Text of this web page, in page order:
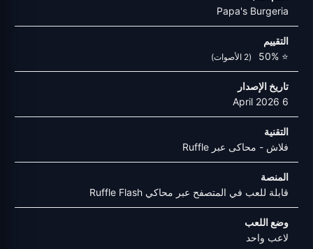
Papa's Burgeria
التقييم
⭐ 50%
(2 الأصوات)
تاريخ الإصدار
6 April 2026
التقنية
فلاش - محاكى عبر Ruffle
المنصة
قابلة للعب في المتصفح عبر محاكي Ruffle Flash
وضع اللعب
لاعب واحد